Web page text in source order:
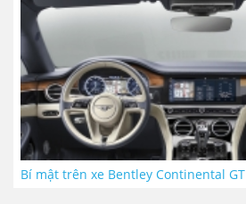
Bí mật trên xe Bentley Continental GT